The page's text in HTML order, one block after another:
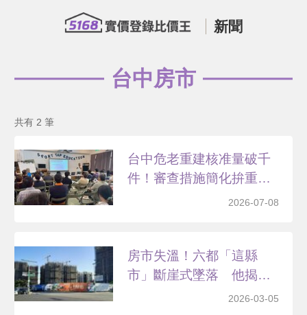
新聞
台中房市
共有 2 筆
台中危老重建核准量破千
件！審查措施簡化拚重建
2026-07-08
房市失溫！六都「這縣
市」斷崖式墜落 他揭抗
2026-03-05